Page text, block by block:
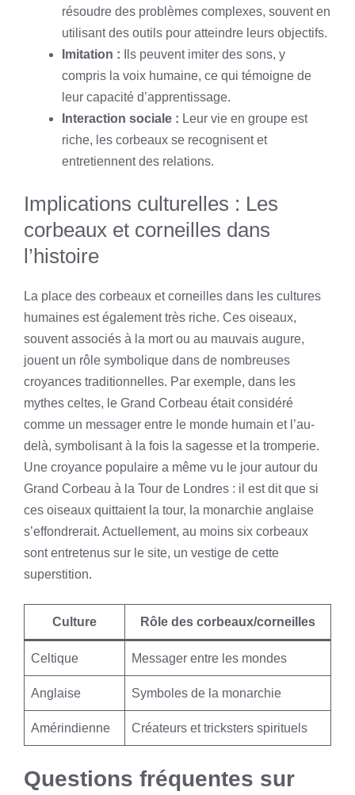
résoudre des problèmes complexes, souvent en
utilisant des outils pour atteindre leurs objectifs.
Imitation : Ils peuvent imiter des sons, y
compris la voix humaine, ce qui témoigne de
leur capacité d’apprentissage.
Interaction sociale : Leur vie en groupe est
riche, les corbeaux se recognisent et
entretiennent des relations.
Implications culturelles : Les
corbeaux et corneilles dans
l’histoire
La place des corbeaux et corneilles dans les cultures
humaines est également très riche. Ces oiseaux,
souvent associés à la mort ou au mauvais augure,
jouent un rôle symbolique dans de nombreuses
croyances traditionnelles. Par exemple, dans les
mythes celtes, le Grand Corbeau était considéré
comme un messager entre le monde humain et l’au-
delà, symbolisant à la fois la sagesse et la tromperie.
Une croyance populaire a même vu le jour autour du
Grand Corbeau à la Tour de Londres : il est dit que si
ces oiseaux quittaient la tour, la monarchie anglaise
s’effondrerait. Actuellement, au moins six corbeaux
sont entretenus sur le site, un vestige de cette
superstition.
Culture Rôle des corbeaux/corneilles
Celtique Messager entre les mondes
Anglaise Symboles de la monarchie
Amérindienne Créateurs et tricksters spirituels
Questions fréquentes sur